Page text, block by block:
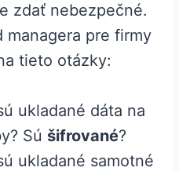
zdať nebezpečné.
managera pre firmy
tieto otázky:
ukladané dáta na
Sú šifrované?
ukladané samotné